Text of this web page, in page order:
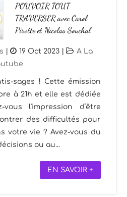
POUVOIR TOUT
TRAVERSER avec Carol
Pirotte et Nicolas Souchal
| 19 Oct 2023 |
A La
sages ! Cette émission
à 21h et elle est dédiée
vous l'impression d’être
des difficultés pour
votre vie ? Avez-vous du
ou au...
EN SAVOIR +